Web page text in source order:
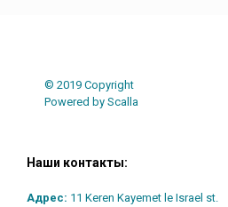
© 2019 Copyright
Powered by Scalla
Наши контакты:
Адрес: 11 Keren Kayemet le Israel st.